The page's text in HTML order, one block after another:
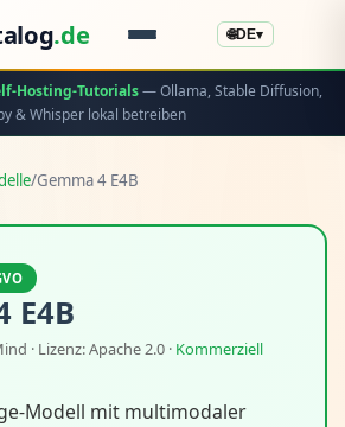
.de 🌐DE▾
Hosting-Tutorials— Ollama, Stable Diffusion,
& Whisper lokal betreiben
/Gemma 4 E4B
E4B
· Lizenz: Apache 2.0 · Kommerziell
Modell mit multimodaler